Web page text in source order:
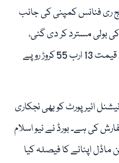
ری فنانس کمپنی کی جانب
ارب روپے کی بولی مسترد کر دی گئی،
جبکہ اس کمپنی کی ریفرنس قیمت 13 ارب 55 کروڑ روپے
ائیرپورٹ کو بھی نجکاری
کی ہے۔ بورڈ نے نیو اسلام
ماڈل اپنانے کا فیصلہ کیا